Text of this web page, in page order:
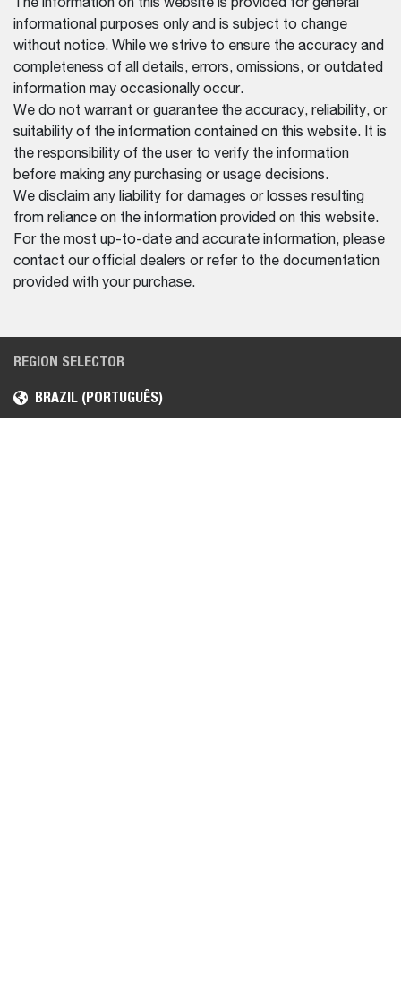
The information on this website is provided for general
informational purposes only and is subject to change
without notice. While we strive to ensure the accuracy and
completeness of all details, errors, omissions, or outdated
information may occasionally occur.
We do not warrant or guarantee the accuracy, reliability, or
suitability of the information contained on this website. It is
the responsibility of the user to verify the information
before making any purchasing or usage decisions.
We disclaim any liability for damages or losses resulting
from reliance on the information provided on this website.
For the most up-to-date and accurate information, please
contact our official dealers or refer to the documentation
provided with your purchase.
REGION SELECTOR
BRAZIL (PORTUGUÊS)